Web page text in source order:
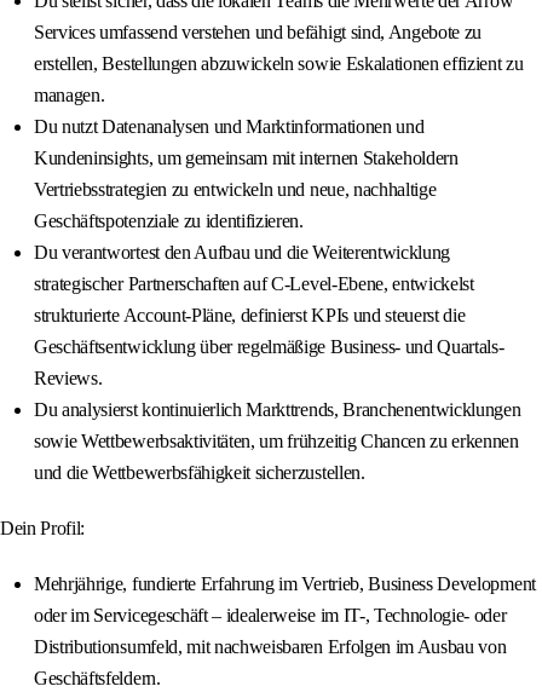
Services umfassend verstehen und befähigt sind, Angebote zu
erstellen, Bestellungen abzuwickeln sowie Eskalationen effizient zu
managen.
Du nutzt Datenanalysen und Marktinformationen und
Kundeninsights, um gemeinsam mit internen Stakeholdern
Vertriebsstrategien zu entwickeln und neue, nachhaltige
Geschäftspotenziale zu identifizieren.
Du verantwortest den Aufbau und die Weiterentwicklung
strategischer Partnerschaften auf C-Level-Ebene, entwickelst
strukturierte Account-Pläne, definierst KPIs und steuerst die
Geschäftsentwicklung über regelmäßige Business- und Quartals-
Reviews.
Du analysierst kontinuierlich Markttrends, Branchenentwicklungen
sowie Wettbewerbsaktivitäten, um frühzeitig Chancen zu erkennen
und die Wettbewerbsfähigkeit sicherzustellen.
Dein Profil:
Mehrjährige, fundierte Erfahrung im Vertrieb, Business Development
oder im Servicegeschäft – idealerweise im IT-, Technologie- oder
Distributionsumfeld, mit nachweisbaren Erfolgen im Ausbau von
Geschäftsfeldern.